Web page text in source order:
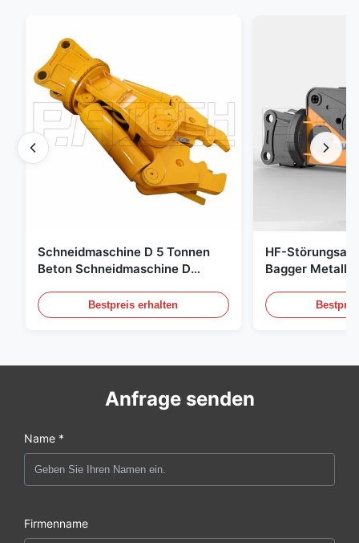
Schneidmaschine D 5 Tonnen
Beton Schneidmaschine D
Bestpreis erhalten
HF-
Bagger
Anfrage senden
Name *
Firmenname